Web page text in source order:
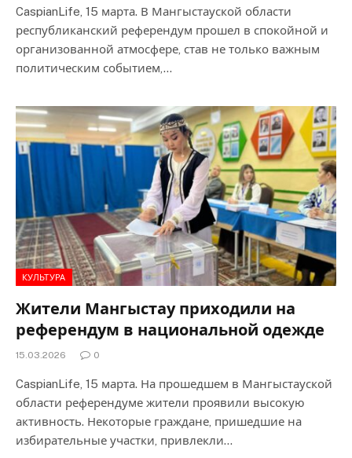
CaspianLife, 15 марта. В Мангыстауской области
республиканский референдум прошел в спокойной и
организованной атмосфере, став не только важным
политическим событием,…
КУЛЬТУРА
Жители Мангыстау приходили на
референдум в национальной одежде
15.03.2026 0
CaspianLife, 15 марта. На прошедшем в Мангыстауской
области референдуме жители проявили высокую
активность. Некоторые граждане, пришедшие на
избирательные участки, привлекли…